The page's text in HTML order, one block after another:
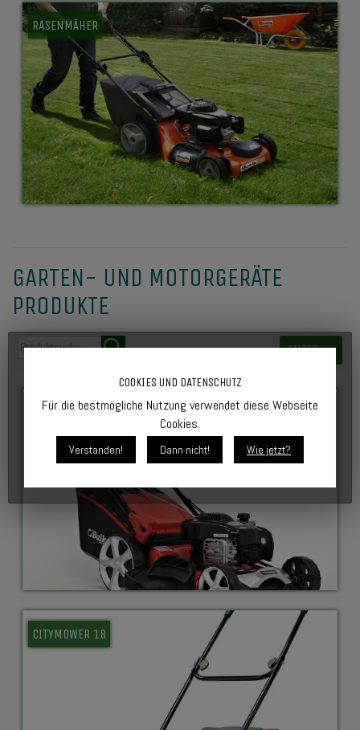
RASENMÄHER
GARTEN- UND MOTORGERÄTE
PRODUKTE
FILTER
BENZIN RASENMÄHER BS 508 SF
CITYMOWER 18
COOKIES UND DATENSCHUTZ
Für die bestmögliche Nutzung verwendet diese Webseite
Cookies.
Verstanden! Dann nicht! Wie jetzt?